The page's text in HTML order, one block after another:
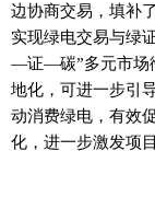
边协商交易，填补
实现绿电交易与绿
—证—碳”多元市场
地化，可进一步引
动消费绿电，有效
化，进一步激发项